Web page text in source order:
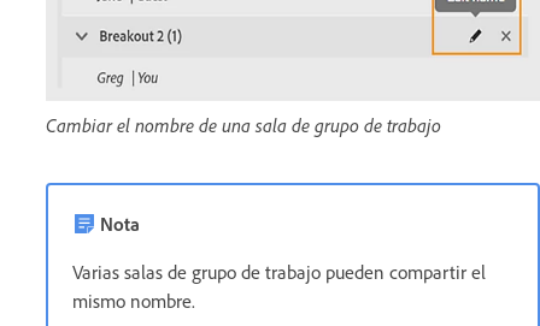
Cambiar el nombre de una sala de grupo de trabajo
Nota
Varias salas de grupo de trabajo pueden compartir el
mismo nombre.